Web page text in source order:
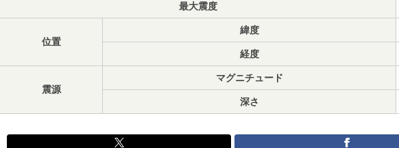
最大震度
位置
緯度
経度
震源
マグニチュード
深さ